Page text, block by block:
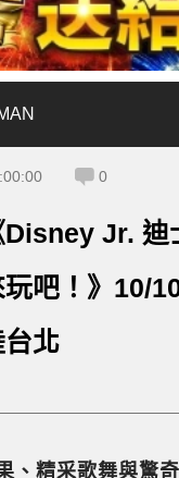
0
Disney Jr. 迪
吧！》10/
北
、精采歌舞與驚